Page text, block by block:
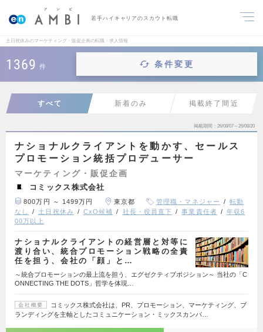
若手ハイキャリアのスカウト転職
土日祝休みのマーケティング・販促企画の転職・求人情報
1369 件 条件変更
すべて 新着のみ 掲載終了間近
掲載期間 26/08/07～26/08/20
ナショナルクライアントを動かす、セールス
プロモーション統括プロデューサー
マーケティング・販促企画
コミックス株式会社
800万円 ～ 1499万円 東京都 管理職・マネジャー
転勤
なし
土日祝休み CxO候補 社長・役員直下 事業責任者
年収6
00万以上
ナショナルクライアントの経営層と対等に
渡り合い、統合プロモーション戦略の全責
任を担う、会社の「顔」と…
～統合プロモーションの最上流を担う、エグゼクティブポジション～ 当社の「C
ONNECTING THE DOTS」哲学を体現…
会社概要
コミックス株式会社は、PR、プロモーション、マーケティング、ブ
ランディングを主軸としたコミュニケーション・ミックスカンパ…